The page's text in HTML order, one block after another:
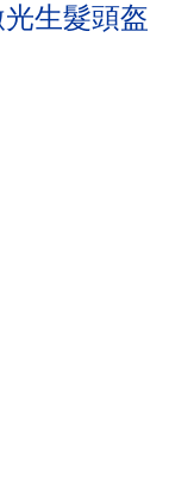
生髮頭盔